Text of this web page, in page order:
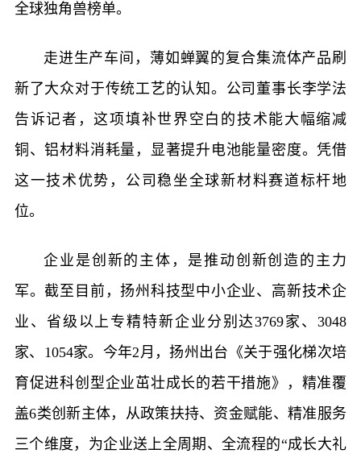
全球独角兽榜单。
走进生产车间，薄如蝉翼的复合集流体产品刷
新了大众对于传统工艺的认知。公司董事长李学法
告诉记者，这项填补世界空白的技术能大幅缩减
铜、铝材料消耗量，显著提升电池能量密度。凭借
这一技术优势，公司稳坐全球新材料赛道标杆地
位。
企业是创新的主体，是推动创新创造的主力
军。截至目前，扬州科技型中小企业、高新技术企
业、省级以上专精特新企业分别达3769家、3048
家、1054家。今年2月，扬州出台《关于强化梯次培
育促进科创型企业茁壮成长的若干措施》，精准覆
盖6类创新主体，从政策扶持、资金赋能、精准服务
三个维度，为企业送上全周期、全流程的“成长大礼